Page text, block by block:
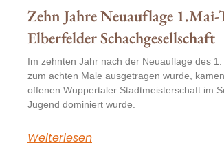
Zehn Jahre Neuauflage
Elberfelder Schachgesellschaft
Im zehnten Jahr nach der Neuauflage des
zum achten Male ausgetragen wurde,
offenen Wuppertaler Stadtmeisterschaft im
Jugend dominiert wurde.
Weiterlesen